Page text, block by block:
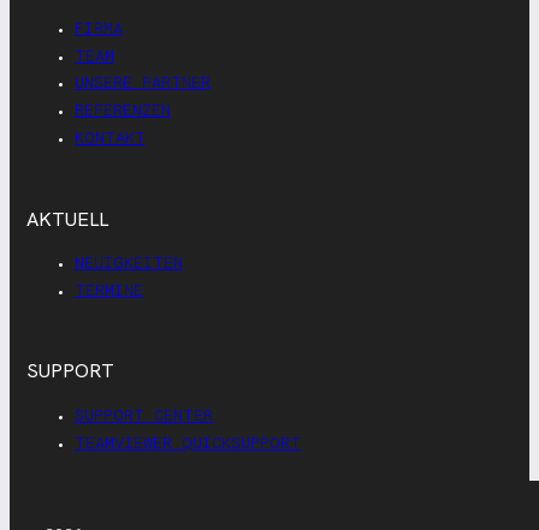
FIRMA
TEAM
UNSERE PARTNER
REFERENZEN
KONTAKT
AKTUELL
NEUIGKEITEN
TERMINE
SUPPORT
SUPPORT CENTER
TEAMVIEWER QUICKSUPPORT